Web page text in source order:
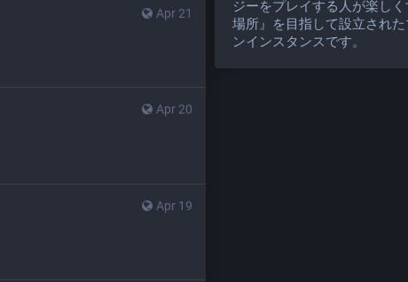
Apr 21
Apr 20
Apr 19
ジーをプレイする人が楽し
場所』を目指して設立された
ンインスタンスです。